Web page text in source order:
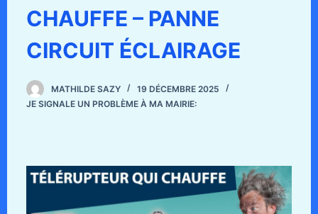
CHAUFFE – PANNE
CIRCUIT ÉCLAIRAGE
MATHILDE SAZY
19 DÉCEMBRE 2025
JE SIGNALE UN PROBLÈME À MA MAIRIE: